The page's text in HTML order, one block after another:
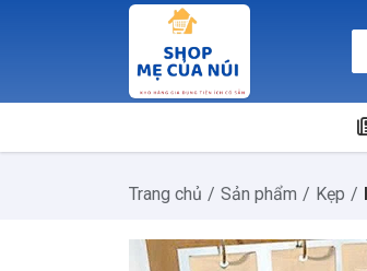
Trang chủ Sản phẩm Kẹp